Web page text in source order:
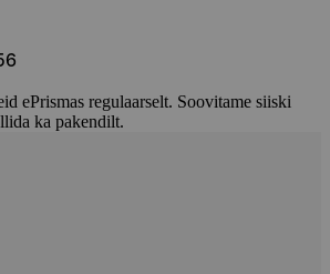
ePrismas regulaarselt. Soovitame siiski
ka pakendilt.